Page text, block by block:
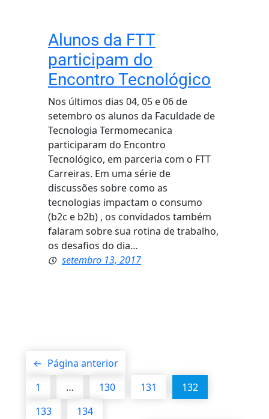
Alunos da FTT
participam do
Encontro Tecnológico
Nos últimos dias 04, 05 e 06 de
setembro os alunos da Faculdade de
Tecnologia Termomecanica
participaram do Encontro
Tecnológico, em parceria com o FTT
Carreiras. Em uma série de
discussões sobre como as
tecnologias impactam o consumo
(b2c e b2b) , os convidados também
falaram sobre sua rotina de trabalho,
os desafios do dia…
setembro 13, 2017
← Página anterior
1
… 130 131
132
133
134